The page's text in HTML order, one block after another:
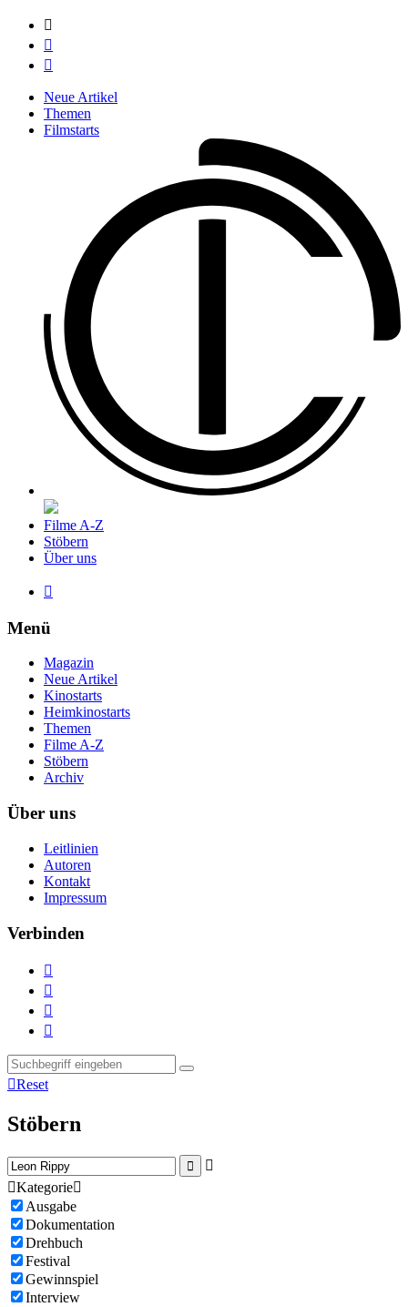



Neue Artikel
Themen
Filmstarts
Filme A-Z
Stöbern
Über uns

Menü
Magazin
Neue Artikel
Kinostarts
Heimkinostarts
Themen
Filme A-Z
Stöbern
Archiv
Über uns
Leitlinien
Autoren
Kontakt
Impressum
Verbinden




Reset
Stöbern


Kategorie
Ausgabe
Dokumentation
Drehbuch
Festival
Gewinnspiel
Interview